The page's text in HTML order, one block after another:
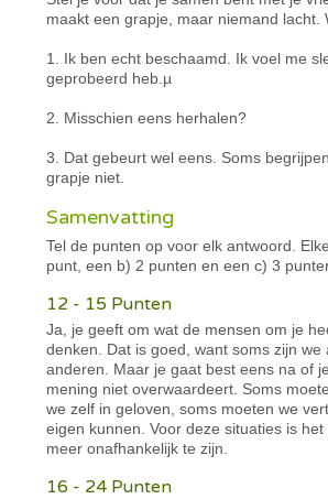
maakt een grapje, maar niemand lacht.
1. Ik ben echt beschaamd. Ik voel me
geprobeerd heb.µ
2. Misschien eens herhalen?
3. Dat gebeurt wel eens. Soms
grapje niet.
Samenvatting
Tel de punten op voor elk antwoord.
punt, een b) 2 punten en een c) 3
12 - 15 Punten
Ja, je geeft om wat de mensen om je
denken. Dat is goed, want soms zijn we
anderen. Maar je gaat best eens na of
mening niet overwaardeert. Soms
we zelf in geloven, soms moeten we
eigen kunnen. Voor deze situaties is
meer onafhankelijk te zijn.
16 - 24 Punten